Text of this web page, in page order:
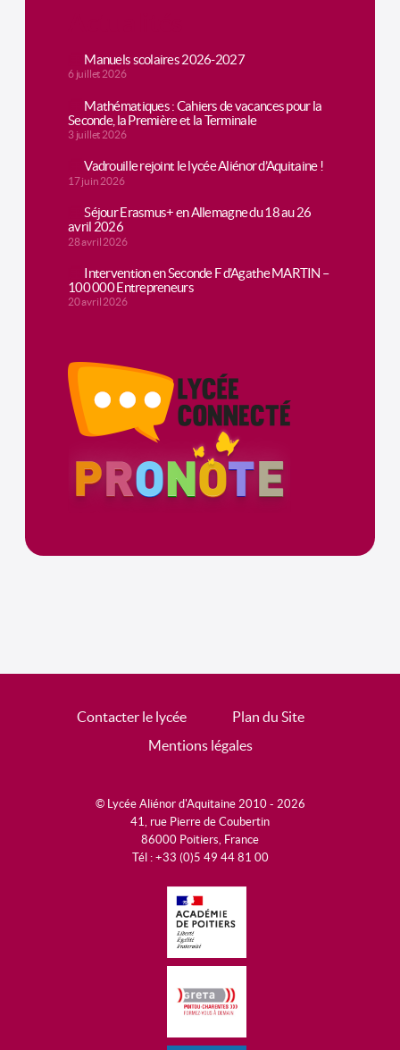
Manuels scolaires 2026-2027
6 juillet 2026
Mathématiques : Cahiers de vacances pour la
Seconde, la Première et la Terminale
3 juillet 2026
Vadrouille rejoint le lycée Aliénor d’Aquitaine !
17 juin 2026
Séjour Erasmus+ en Allemagne du 18 au 26
avril 2026
28 avril 2026
Intervention en Seconde F d’Agathe MARTIN –
100 000 Entrepreneurs
20 avril 2026
Contacter le lycée
Plan du Site
Mentions légales
© Lycée Aliénor d'Aquitaine 2010 - 2026
41, rue Pierre de Coubertin
86000 Poitiers, France
Tél : +33 (0)5 49 44 81 00